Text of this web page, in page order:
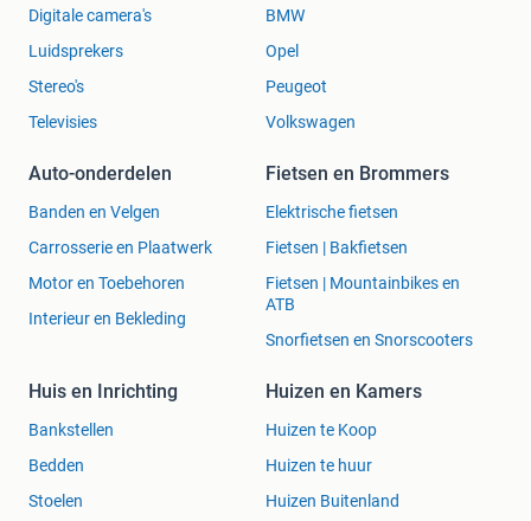
• Gratis inpakservice
• 2 verhuiswagens 22M³
• Inclusief 5 verhuizers
• Verhuislift optioneel: €89 per uur (min. 2 uur)
• Demontage & montage (optioneel)
6XL PAKKET (€2999)
• Gratis inpakservice
• 3 verhuiswagens 22M³
• Verhuislift optioneel: €89 per uur (min. 2 uur)
• Demontage & montage (optioneel)
8099
Vaste prijs pakket? Bel ons voor de mogelijkheden.
Bij extra tijd buiten het gekozen pakket rekenen wij een
Digitale camera's
Luidsprekers
Stereo's
Televisies
BMW
Opel
Peugeot
Volkswagen
Auto-onderdelen
Banden en Velgen
Carrosserie en Plaatwerk
Motor en Toebehoren
Interieur en Bekleding
Fietsen en Brommers
Elektrische fietsen
Fietsen | Bakfietsen
Fietsen | Mountainbikes en
ATB
Snorfietsen en Snorscooters
Huis en Inrichting
Bankstellen
Bedden
Stoelen
Huizen en Kamers
Huizen te Koop
Huizen te huur
Huizen Buitenland